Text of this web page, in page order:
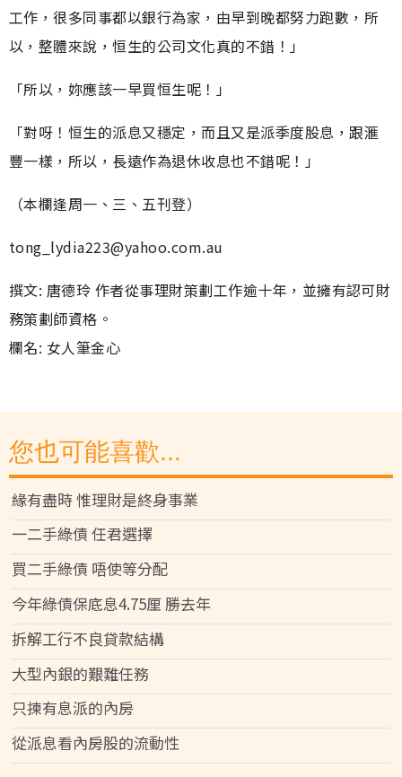
工作，很多同事都以銀行為家，由早到晚都努力跑數，所
以，整體來說，恒生的公司文化真的不錯！」
「所以，妳應該一早買恒生呢！」
「對呀！恒生的派息又穩定，而且又是派季度股息，跟滙
豐一樣，所以，長遠作為退休收息也不錯呢！」
（本欄逢周一、三、五刊登）
tong_lydia223@yahoo.com.au
撰文: 唐德玲 作者從事理財策劃工作逾十年，並擁有認可財
務策劃師資格。
欄名: 女人筆金心
您也可能喜歡...
緣有盡時 惟理財是終身事業
一二手綠債 任君選擇
買二手綠債 唔使等分配
今年綠債保底息4.75厘 勝去年
拆解工行不良貸款結構
大型內銀的艱難任務
只揀有息派的內房
從派息看內房股的流動性